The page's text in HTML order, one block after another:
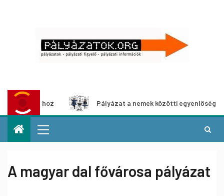
Pályázat a nemek közötti egyenlőség európai
A magyar dal fővárosa pályázat